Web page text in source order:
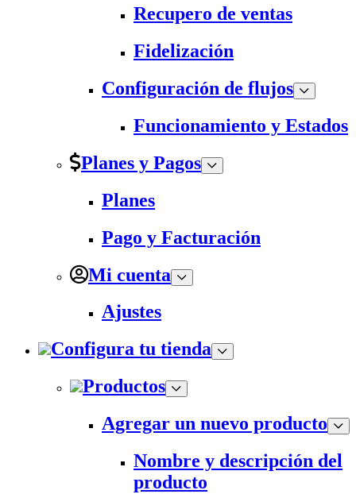
Recupero de ventas
Fidelización
Configuración de flujos
Funcionamiento y Estados
Planes y Pagos
Planes
Pago y Facturación
Mi cuenta
Ajustes
Configura tu tienda
Productos
Agregar un nuevo producto
Nombre y descripción del
producto